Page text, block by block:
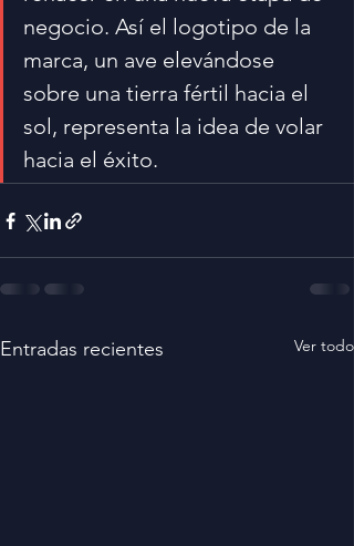
negocio. Así el logotipo de la
marca, un ave elevándose
sobre una tierra fértil hacia el
sol, representa la idea de volar
hacia el éxito.
Entradas recientes Ver todo